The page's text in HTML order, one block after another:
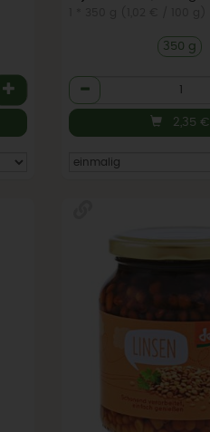
350 g
Anzahl
2,35 €